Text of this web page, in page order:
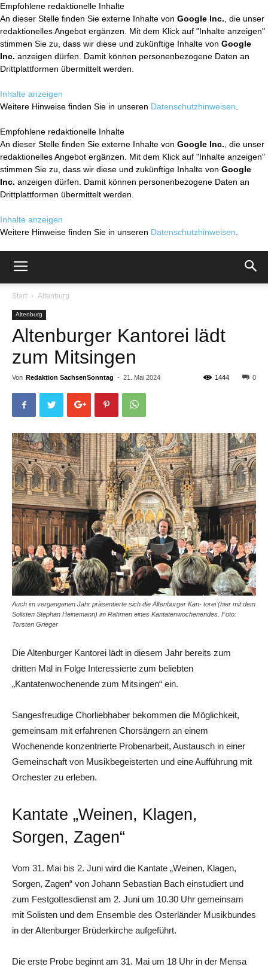
Empfohlene redaktionelle Inhalte
An dieser Stelle finden Sie externe Inhalte von Google Inc. , die unser
redaktionelles Angebot ergänzen. Mit dem Klick auf "Inhalte anzeigen"
stimmen Sie zu, dass wir diese und zukünftige Inhalte von Google
Inc. anzeigen dürfen. Damit können personenbezogene Daten an
Drittplattformen übermittelt werden.
Inhalte anzeigen
Weitere Hinweise finden Sie in unseren Datenschutzhinweisen
Empfohlene redaktionelle Inhalte
An dieser Stelle finden Sie externe Inhalte von Google Inc. , die unser
redaktionelles Angebot ergänzen. Mit dem Klick auf "Inhalte anzeigen"
stimmen Sie zu, dass wir diese und zukünftige Inhalte von Google
Inc. anzeigen dürfen. Damit können personenbezogene Daten an
Drittplattformen übermittelt werden.
Inhalte anzeigen
Weitere Hinweise finden Sie in unseren Datenschutzhinweisen
Start Altenburg
Altenburg
Altenburger Kantorei lädt
zum Mitsingen
Von Redaktion SachsenSonntag - 21. Mai 2024 0
1444
Auch im vergangenen Jahr präsentierte sich die Altenburger Kan- torei (hier mit dem
Solisten Stephan Heinemann) im Rahmen eines Kantatenwochenendes. Foto:
Torsten Grieger
Die Altenburger Kantorei lädt in diesem Jahr bereits zum
dritten Mal in Folge Interessierte zum beliebten
„Kantatenwochenende zum Mitsingen“ ein.
Sangesfreudige Chorliebhaber bekommen die Möglichkeit,
gemeinsam mit erfahrenen Chorsängern an einem
Wochenende konzentrierte Probenarbeit, Austausch in einer
Gemeinschaft von Musikbegeisterten und eine Aufführung mit
Orchester zu erleben.
Kantate „Weinen, Klagen,
Sorgen, Zagen“
Vom 31. Mai bis 2. Juni wird die Kantate „Weinen, Klagen,
Sorgen, Zagen“ von Johann Sebastian Bach einstudiert und
zum Festgottesdienst am 2. Juni um 10.30 Uhr gemeinsam
mit Solisten und dem Ensemble des Osterländer Musikbundes
in der Altenburger Brüderkirche aufgeführt.
Die erste Probe beginnt am 31. Mai um 18 Uhr in der Mensa